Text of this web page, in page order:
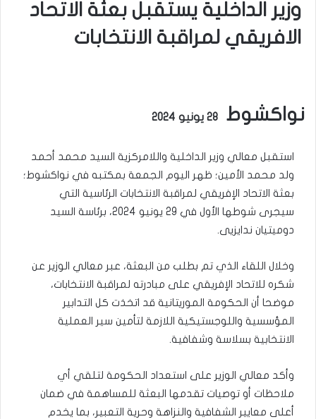
وزير الداخلية يستقبل بعثة الاتحاد
الافريقي لمراقبة الانتخابات
نواكشوط
استقبل معالي وزير الداخلية واللامركزية السيد محمد أحمد
ولد محمد الأمين؛ ظهر اليوم الجمعة بمكتبه في نواكشوط؛
بعثة الاتحاد الإفريقي لمراقبة الانتخابات الرئاسية التي
سيجرى شوطها الأول في 29 يونيو 2024، برئاسة السيد
دوميتيان ندايزيى.
وخلال اللقاء الذي تم بطلب من البعثة، عبر معالي الوزير عن
شكره للاتحاد الإفريقي على مبادرته لمراقبة الانتخابات،
موضحا أن الحكومة الموريتانية قد اتخذت كل التدابير
المؤسسية واللوجستيكية اللازمة لتأمين سير العملية
الانتخابية بسلاسة وشفافية.
وأكد معالي الوزير على استعداد الحكومة لتلقي أي
ملاحظات أو توصيات تقدمها البعثة للمساهمة في ضمان
أعلى معايير الشفافية والنزاهة وحرية التعبير، بما يخدم